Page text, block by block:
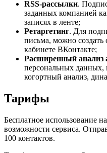
RSS-рассылки.
заданных компанией
записях в ленте;
Ретаргетинг. Для
письма, можно создать
кабинете ВКонтакте;
Расширенный анализ
персональных данных,
когортный анализ,
Тарифы
Бесплатное использование
возможности сервиса.
100 контактов.